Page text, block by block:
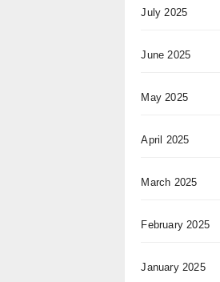
July 2025
June 2025
May 2025
April 2025
March 2025
February 2025
January 2025